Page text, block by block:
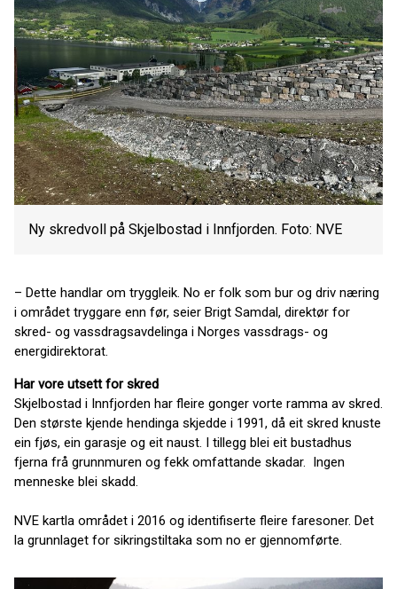
Ny skredvoll på Skjelbostad i Innfjorden. Foto: NVE
– Dette handlar om tryggleik. No er folk som bur og driv næring
i området tryggare enn før, seier Brigt Samdal, direktør for
skred- og vassdragsavdelinga i Norges vassdrags- og
energidirektorat.
Har vore utsett for skred
Skjelbostad i Innfjorden har fleire gonger vorte ramma av skred.
Den største kjende hendinga skjedde i 1991, då eit skred knuste
ein fjøs, ein garasje og eit naust. I tillegg blei eit bustadhus
fjerna frå grunnmuren og fekk omfattande skadar. Ingen
menneske blei skadd.
NVE kartla området i 2016 og identifiserte fleire faresoner. Det
la grunnlaget for sikringstiltaka som no er gjennomførte.